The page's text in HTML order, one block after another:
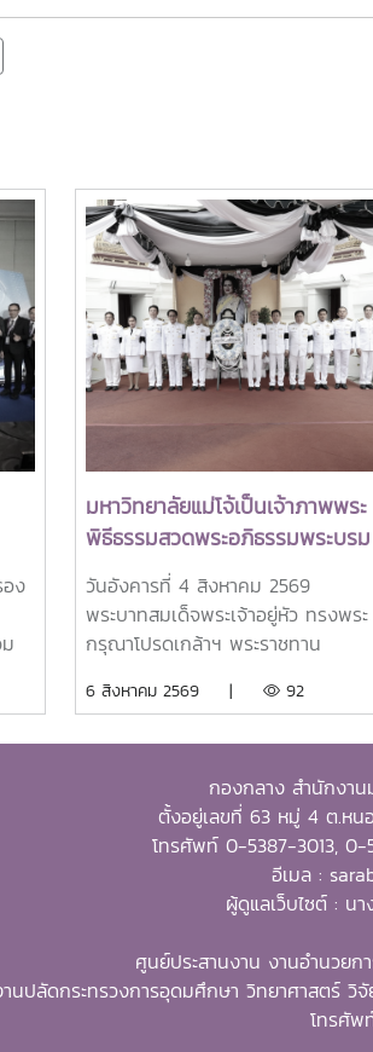
ง
มหาวิทยาลัยแม่โจ้เป็นเจ้าภาพพระ
พิธีธรรมสวดพระอภิธรรมพระบรม
ศพสมเด็จพระนางเจ้าสิริกิติ์
พระบรมราชินีนาถ พระบรมราช
ชนนีพันปีหลวง พร้อมเข้ากราบ
ถวายบังคมพระศพ สมเด็จพระเจ้า
ลูกเธอ เจ้าฟ้าพัชรกิติยาภา นเรนทิ
วันอังคารที่ 4 สิงหาคม 2569
พระบาทสมเด็จพระเจ้าอยู่หัว ทรงพระ
กรุณาโปรดเกล้าฯ พระราชทาน
ศาสตราจารย์ ดร.วีระพล ทองมา
สมาคมศิษย์เก่า และบุคลากร รวม
จำนวน 25 คน เป็นเจ้าภาพพระ
พิธีธรรมสวดพระอภิธรรมพระบรมศพ
สมเด็จพระนางเจ้าสิริกิติ์ พระบรม
ราชินีนาถ พระบรมราชชนนีพันปีหลว
มหาราชวัง และเข้ากราบถวายบังคม
พระศพสมเด็จพระเจ้าลูกเธอ เจ้าฟ้า
พัชรกิติยาภา นเรนทิราเทพยวดี กรม
6 สิงหาคม 2569 | 92
กองกลาง สำนักงาน
ตั้งอยู่เลขที่ 63 หมู่ 4 ต.หน
โทรศัพท์ 0-5387-3013, 0-
อีเมล :
ผู้ดูแลเว็บไซต์ :
ศูนย์ประสานงาน งานอำนวยก
นปลัดกระทรวงการอุดมศึกษา วิทยาศาสตร์
โทรศัพ